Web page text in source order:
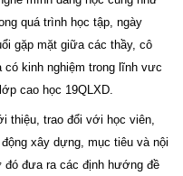
quá trình học tập, ngày
gặp mặt giữa các thầy, cô
có kinh nghiệm trong lĩnh vưc
cao học 19QLXD.
thiệu, trao đổi với học viên,
xây dựng, mục tiêu và nội
đưa ra các định hướng đề